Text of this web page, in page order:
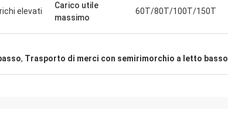
elevati
Carico utile
massimo
60T/80T/100T/150T
, Trasporto di merci con semirimorchio a letto basso